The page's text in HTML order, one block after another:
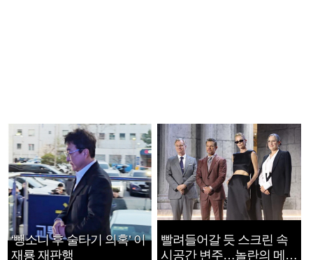
‘뺑소니 후 술타기 의혹’ 이
재룡 재판행
빨려들어갈 듯 스크린 속
시공간 변주…놀란의 메시